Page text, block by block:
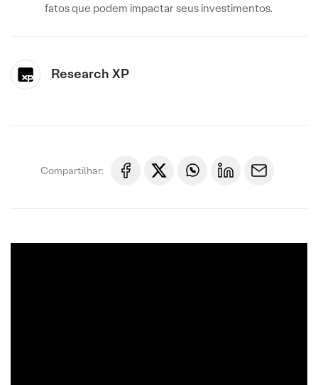
fatos que podem impactar seus investimentos.
Research XP
Compartilhar: